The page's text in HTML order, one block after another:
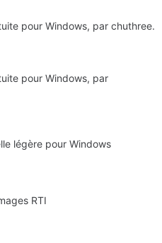
pour Windows, par chuthree.
pour Windows, par
légère pour Windows
RTI